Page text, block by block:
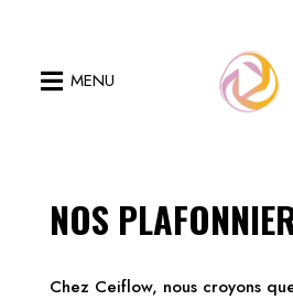
 MENU
NOS
Chez Ceiflow, nous croyons